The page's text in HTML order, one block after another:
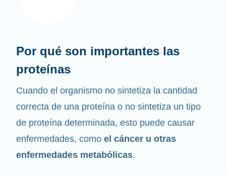
Por qué son importantes las
proteínas
Cuando el organismo no sintetiza la cantidad
correcta de una proteína o no sintetiza un tipo
de proteína determinada, esto puede causar
enfermedades, como el cáncer u otras
enfermedades metabólicas.